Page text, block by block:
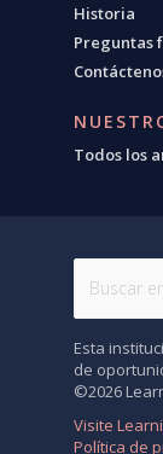
Historia
Preguntas
Todos los
Esta
de
©2026
Visite
Política de